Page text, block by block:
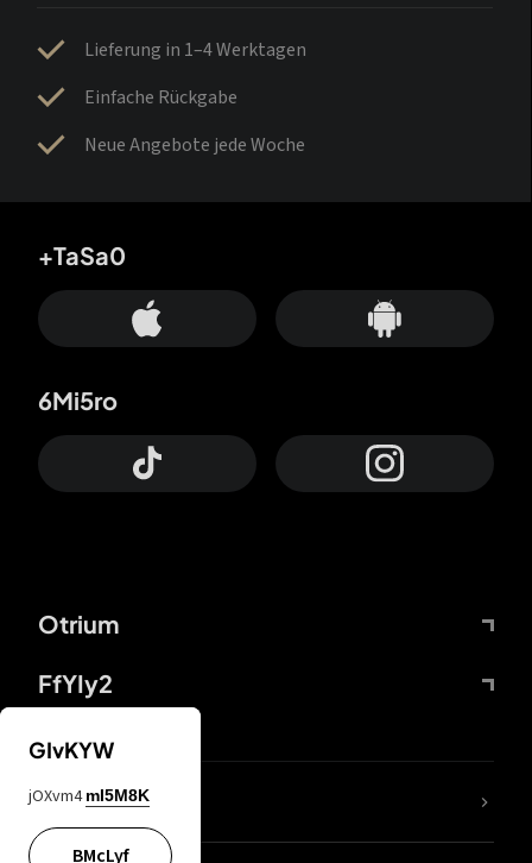
Lieferung in 1–4 Werktagen
Einfache Rückgabe
Neue Angebote jede Woche
Otrium
FfYIy2
+TaSa0
6Mi5ro
DDcvSo
GIvKYW
jOXvm4 mI5M8K
BMcLyf